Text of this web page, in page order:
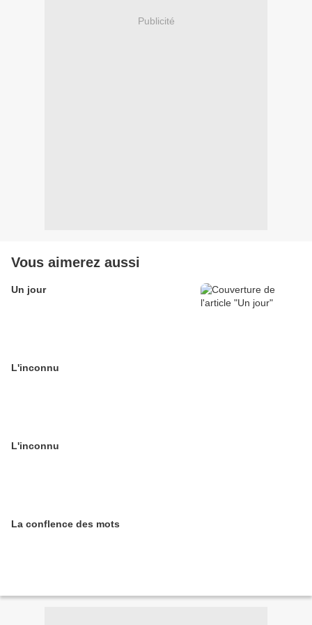
Publicité
Vous aimerez aussi
Un jour
L'inconnu
L'inconnu
La conflence des mots